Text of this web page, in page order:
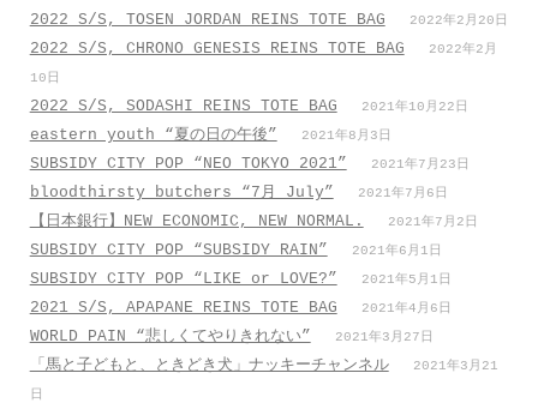
2022 S/S, TOSEN JORDAN REINS TOTE BAG 2022年2月20日
2022 S/S, CHRONO GENESIS REINS TOTE BAG
2022年2月
10日
2022 S/S, SODASHI REINS TOTE BAG 2021年10月22日
eastern youth “夏の日の午後” 2021年8月3日
SUBSIDY CITY POP “NEO TOKYO 2021” 2021年7月23日
bloodthirsty butchers “7月_July” 2021年7月6日
【日本銀行】NEW ECONOMIC, NEW NORMAL. 2021年7月2日
SUBSIDY CITY POP “SUBSIDY RAIN” 2021年6月1日
SUBSIDY CITY POP “LIKE or LOVE?” 2021年5月1日
2021 S/S, APAPANE REINS TOTE BAG 2021年4月6日
WORLD PAIN “悲しくてやりきれない” 2021年3月27日
「馬と子どもと、ときどき犬」ナッキーチャンネル
2021年3月21
日